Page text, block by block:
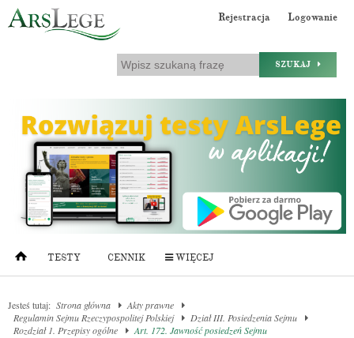
Rejestracja Logowanie
SZUKAJ
TESTY CENNIK WIĘCEJ
Jesteś tutaj: Strona główna
Akty prawne
Regulamin Sejmu Rzeczypospolitej Polskiej
Dział III. Posiedzenia Sejmu
Rozdział 1. Przepisy ogólne
Art. 172. Jawność posiedzeń Sejmu